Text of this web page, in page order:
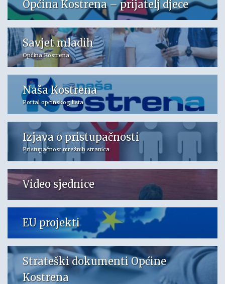
Općina Kostrena – prijatelj djece
Savjet mladih
Općina Kostrena
Naša Kostrena
Portal općinskog lista
Izjava o pristupačnosti
Pristupačnost mrežnih stranica
Video sjednice
EU projekti
Strateški dokumenti Općine
Kostrena